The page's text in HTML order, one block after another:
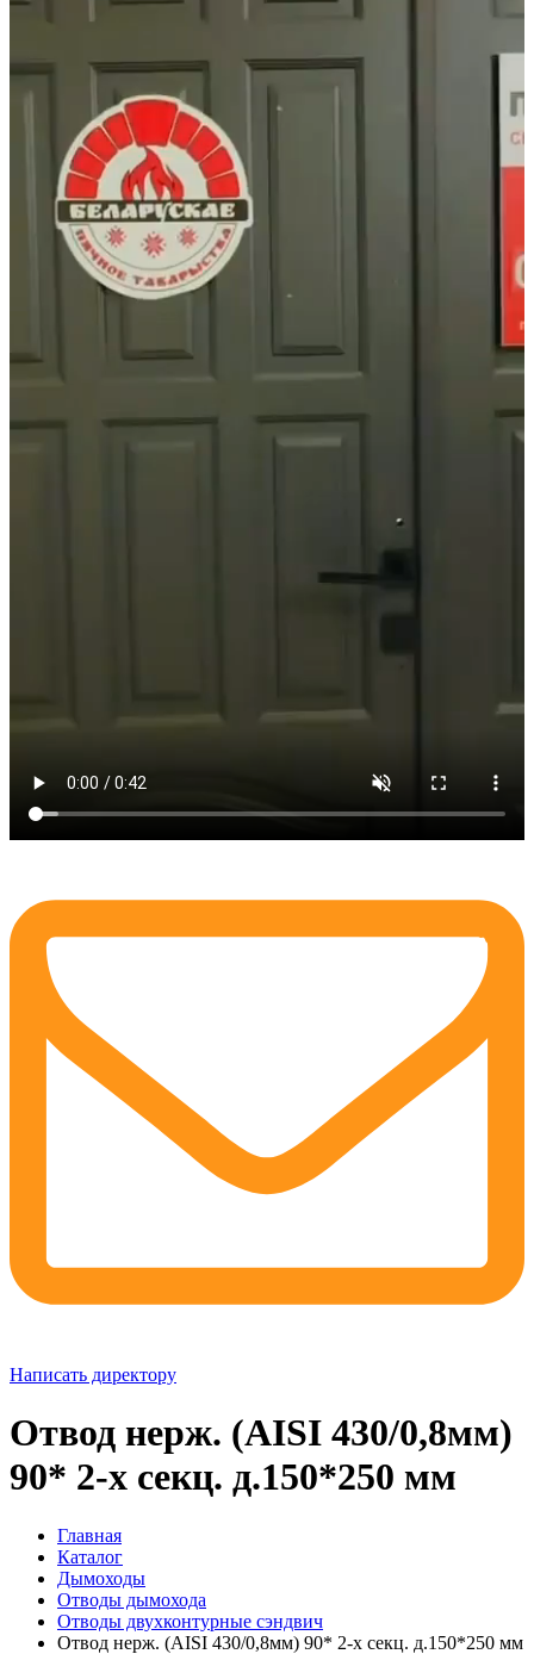
Написать директору
Отвод нерж. (AISI 430/0,8мм)
90* 2-х секц. д.150*250 мм
Главная
Каталог
Дымоходы
Отводы дымохода
Отводы двухконтурные сэндвич
Отвод нерж. (AISI 430/0,8мм) 90* 2-х секц. д.150*250 мм